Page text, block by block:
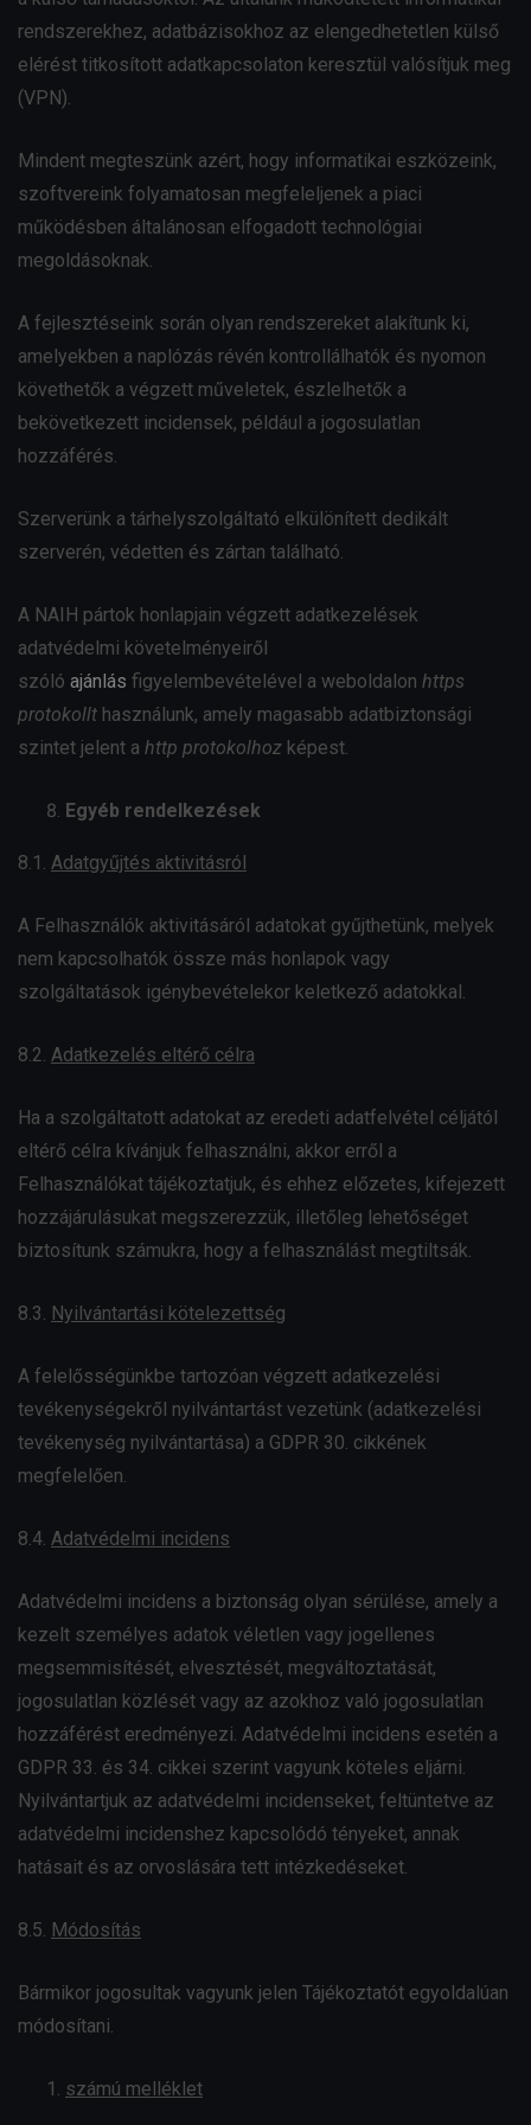
rendszerekhez, adatbázisokhoz az elengedhetetlen külső
elérést titkosított adatkapcsolaton keresztül valósítjuk meg
(VPN).
Mindent megteszünk azért, hogy informatikai eszközeink,
szoftvereink folyamatosan megfeleljenek a piaci
működésben általánosan elfogadott technológiai
megoldásoknak.
A fejlesztéseink során olyan rendszereket alakítunk ki,
amelyekben a naplózás révén kontrollálhatók és nyomon
követhetők a végzett műveletek, észlelhetők a
bekövetkezett incidensek, például a jogosulatlan
hozzáférés.
Szerverünk a tárhelyszolgáltató elkülönített dedikált
szerverén, védetten és zártan található.
A NAIH pártok honlapjain végzett adatkezelések
adatvédelmi követelményeiről
szóló ajánlás figyelembevételével a weboldalon https
protokollt használunk, amely magasabb adatbiztonsági
szintet jelent a http protokolhoz képest.
Egyéb rendelkezések
8.1. Adatgyűjtés aktivitásról
A Felhasználók aktivitásáról adatokat gyűjthetünk, melyek
nem kapcsolhatók össze más honlapok vagy
szolgáltatások igénybevételekor keletkező adatokkal.
8.2. Adatkezelés eltérő célra
Ha a szolgáltatott adatokat az eredeti adatfelvétel céljától
eltérő célra kívánjuk felhasználni, akkor erről a
Felhasználókat tájékoztatjuk, és ehhez előzetes, kifejezett
hozzájárulásukat megszerezzük, illetőleg lehetőséget
biztosítunk számukra, hogy a felhasználást megtiltsák.
8.3. Nyilvántartási kötelezettség
A felelősségünkbe tartozóan végzett adatkezelési
tevékenységekről nyilvántartást vezetünk (adatkezelési
tevékenység nyilvántartása) a GDPR 30. cikkének
megfelelően.
8.4. Adatvédelmi incidens
Adatvédelmi incidens a biztonság olyan sérülése, amely a
kezelt személyes adatok véletlen vagy jogellenes
megsemmisítését, elvesztését, megváltoztatását,
jogosulatlan közlését vagy az azokhoz való jogosulatlan
hozzáférést eredményezi. Adatvédelmi incidens esetén a
GDPR 33. és 34. cikkei szerint vagyunk köteles eljárni.
Nyilvántartjuk az adatvédelmi incidenseket, feltüntetve az
adatvédelmi incidenshez kapcsolódó tényeket, annak
hatásait és az orvoslására tett intézkedéseket.
8.5. Módosítás
Bármikor jogosultak vagyunk jelen Tájékoztatót egyoldalúan
módosítani.
számú melléklet